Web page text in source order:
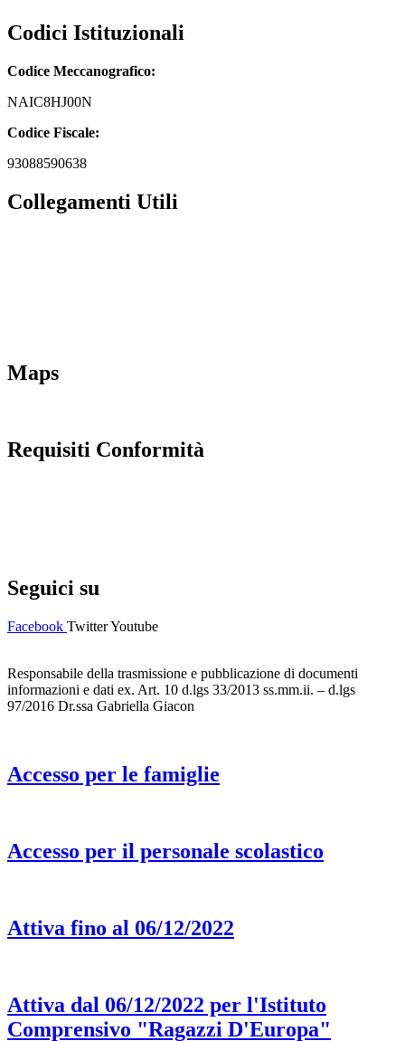
Codici Istituzionali
Codice Meccanografico:
NAIC8HJ00N
Codice Fiscale:
93088590638
Collegamenti Utili
Maps
Requisiti Conformità
Seguici su
Facebook TwitterYoutube
Responsabile della trasmissione e pubblicazione di documenti
informazioni e dati ex. Art. 10 d.lgs 33/2013 ss.mm.ii. – d.lgs
97/2016 Dr.ssa Gabriella Giacon
Accesso per le famiglie
Accesso per il personale scolastico
Attiva fino al 06/12/2022
Attiva dal 06/12/2022 per l'Istituto
Comprensivo "Ragazzi D'Europa"